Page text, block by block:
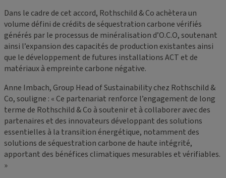
Dans le cadre de cet accord, Rothschild & Co achètera un
volume défini de crédits de séquestration carbone vérifiés
générés par le processus de minéralisation d’O.C.O, soutenant
ainsi l’expansion des capacités de production existantes ainsi
que le développement de futures installations ACT et de
matériaux à empreinte carbone négative.
Anne Imbach, Group Head of Sustainability chez Rothschild &
Co, souligne : « Ce partenariat renforce l’engagement de long
terme de Rothschild & Co à soutenir et à collaborer avec des
partenaires et des innovateurs développant des solutions
essentielles à la transition énergétique, notamment des
solutions de séquestration carbone de haute intégrité,
apportant des bénéfices climatiques mesurables et vérifiables.
»